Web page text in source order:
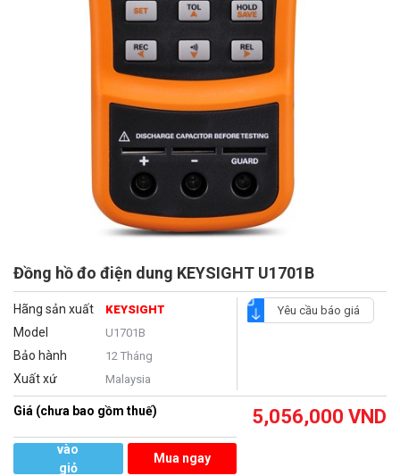
Đồng hồ đo điện dung KEYSIGHT U1701B
Hãng sản xuất KEYSIGHT
Model U1701B
Bảo hành 12 Tháng
Xuất xứ Malaysia
Yêu cầu báo giá
Giá (chưa bao gồm thuế) 5,056,000 VND
vào
giỏ
Mua ngay